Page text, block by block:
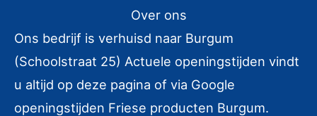
n
a
a
r
Over ons
Ons bedrijf is verhuisd naar Burgum
(Schoolstraat 25) Actuele openingstijden vindt
u altijd op deze pagina of via Google
openingstijden Friese producten Burgum.